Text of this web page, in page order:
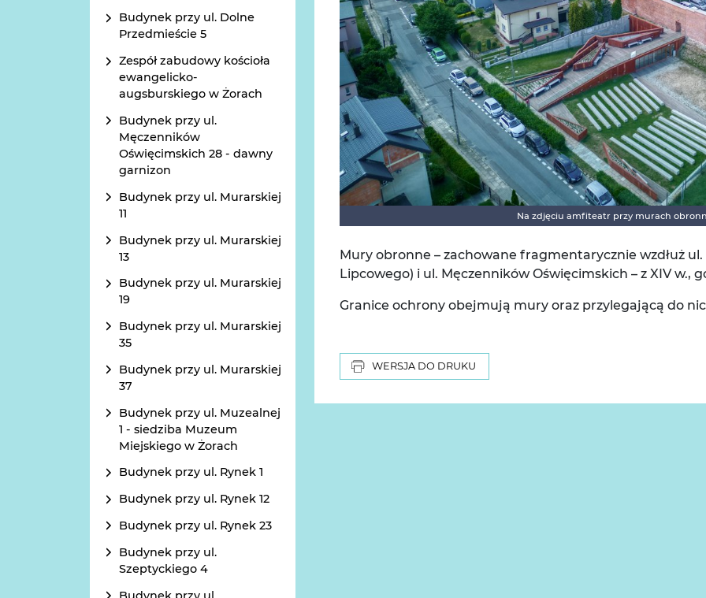
Budynek przy ul. Dolne
Przedmieście 5
Zespół zabudowy kościoła
ewangelicko-
augsburskiego w Żorach
Budynek przy ul.
Męczenników
Oświęcimskich 28 - dawny
garnizon
Budynek przy ul. Murarskiej
11
Budynek przy ul. Murarskiej
13
Budynek przy ul. Murarskiej
19
Budynek przy ul. Murarskiej
35
Budynek przy ul. Murarskiej
37
Budynek przy ul. Muzealnej
1 - siedziba Muzeum
Miejskiego w Żorach
Budynek przy ul. Rynek 1
Budynek przy ul. Rynek 12
Budynek przy ul. Rynek 23
Budynek przy ul.
Szeptyckiego 4
Na zdjęciu amfiteatr przy murach
Mury obronne – zachowane fragmentarycznie wzdłuż
Lipcowego) i ul. Męczenników Oświęcimskich – z XIV w.,
Granice ochrony obejmują mury oraz przylegającą do
WERSJA DO DRUKU